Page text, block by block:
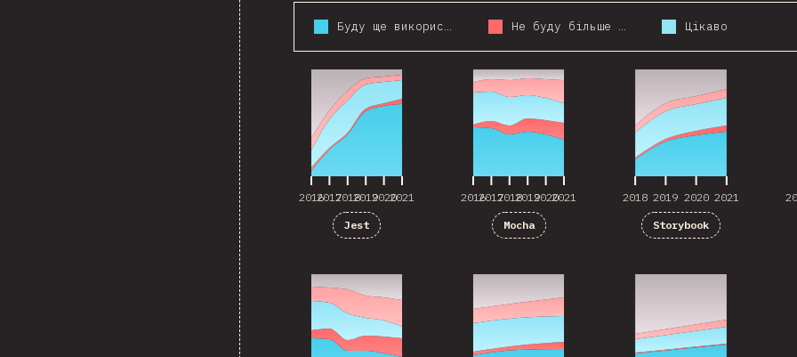
Буду ще використовувати Не буду більше використовувати Цікаво
201620172018201920202021
201620172018201920202021
Jest
201620172018201920202021
201620172018201920202021
Mocha
2018 2019 2020 2021
2018 2019 2020 2021
Storybook